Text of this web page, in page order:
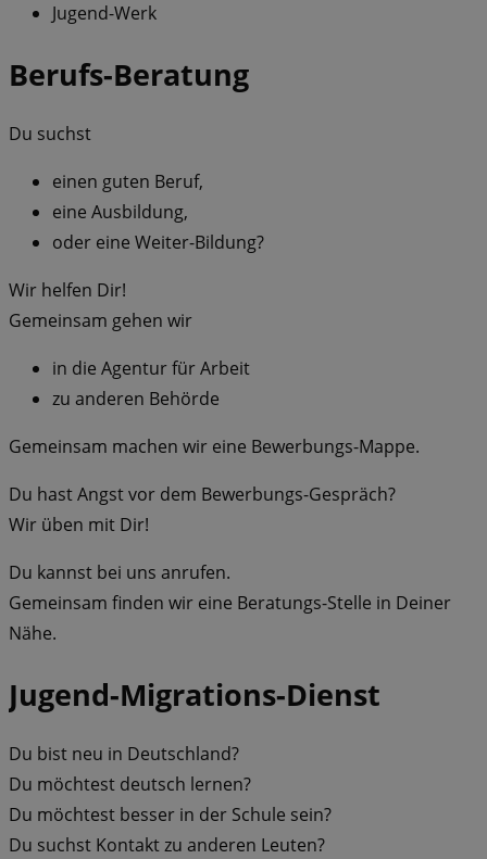
Jugend-Werk
Berufs-Beratung
Du suchst
einen guten Beruf,
eine Ausbildung,
oder eine Weiter-Bildung?
Wir helfen Dir!
Gemeinsam gehen wir
in die Agentur für Arbeit
zu anderen Behörde
Gemeinsam machen wir eine Bewerbungs-Mappe.
Du hast Angst vor dem Bewerbungs-Gespräch?
Wir üben mit Dir!
Du kannst bei uns anrufen.
Gemeinsam finden wir eine Beratungs-Stelle in Deiner
Nähe.
Jugend-Migrations-Dienst
Du bist neu in Deutschland?
Du möchtest deutsch lernen?
Du möchtest besser in der Schule sein?
Du suchst Kontakt zu anderen Leuten?